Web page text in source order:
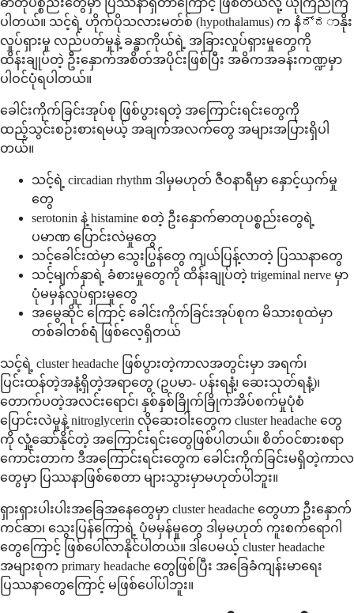
ပါတယ်။ သင့်ရဲ့ ဟိုက်ပိုသလားမတ်စ် (hypothalamus) က နಿದ್ದာနိုး
လှုပ်ရှားမှု လည်ပတ်မှုနဲ့ ခန္ဓာကိုယ်ရဲ့ အခြားလှုပ်ရှားမှုတွေကို
ထိန်းချုပ်တဲ့ ဦးနှောက်အစိတ်အပိုင်းဖြစ်ပြီး အဓိကအခန်းကဏ္ဍမှာ
ပါဝင်ပုံရပါတယ်။
ခေါင်းကိုက်ခြင်းအုပ်စု ဖြစ်ပွားရတဲ့ အကြောင်းရင်းတွေကို
ထည့်သွင်းစဉ်းစားရမယ့် အချက်အလက်တွေ အများအပြားရှိပါ
တယ်။
သင့်ရဲ့ circadian rhythm ဒါမှမဟုတ် ဇီဝနာရီမှာ နှောင့်ယှက်မှု
တွေ
serotonin နဲ့ histamine စတဲ့ ဦးနှောက်ဓာတုပစ္စည်းတွေရဲ့
ပမာဏ ပြောင်းလဲမှုတွေ
သင့်ခေါင်းထဲမှာ သွေးပြွန်တွေ ကျယ်ပြန့်လာတဲ့ ပြဿနာတွေ
သင့်မျက်နှာရဲ့ ခံစားမှုတွေကို ထိန်းချုပ်တဲ့ trigeminal nerve မှာ
ပုံမမှန်လှုပ်ရှားမှုတွေ
အမွေဆိုင် ကြောင့် ခေါင်းကိုက်ခြင်းအုပ်စုက မိသားစုထဲမှာ
တစ်ခါတစ်ရံ ဖြစ်လေ့ရှိတယ်
သင့်ရဲ့ cluster headache ဖြစ်ပွားတဲ့ကာလအတွင်းမှာ အရက်၊
ပြင်းထန်တဲ့အနံ့ရှိတဲ့အရာတွေ (ဥပမာ- ပန်းရနံ့၊ ဆေးသုတ်ရနံ့)၊
တောက်ပတဲ့အလင်းရောင်၊ နှစ်နှစ်ခြိုက်ခြိုက်အိပ်စက်မှုပုံစံ
ပြောင်းလဲမှုနဲ့ nitroglycerin လိုဆေးဝါးတွေက cluster headache တွေ
ကို လှုံ့ဆော်နိုင်တဲ့ အကြောင်းရင်းတွေဖြစ်ပါတယ်။ စိတ်ဝင်စားစရာ
ကောင်းတာက ဒီအကြောင်းရင်းတွေက ခေါင်းကိုက်ခြင်းမရှိတဲ့ကာလ
တွေမှာ ပြဿနာဖြစ်စေတာ များသွားမှာမဟုတ်ပါဘူး။
ရှားရှားပါးပါးအခြေအနေတွေမှာ cluster headache တွေဟာ ဦးနှောက်
ကင်ဆာ၊ သွေးပြန်ကြောရဲ့ ပုံမမှန်မှုတွေ ဒါမှမဟုတ် ကူးစက်ရောဂါ
တွေကြောင့် ဖြစ်ပေါ်လာနိုင်ပါတယ်။ ဒါပေမယ့် cluster headache
အများစုက primary headache တွေဖြစ်ပြီး အခြေခံကျန်းမာရေး
ပြဿနာတွေကြောင့် မဖြစ်ပေါ်ပါဘူး။